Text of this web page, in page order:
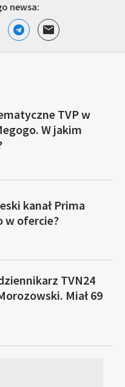
newsa:
TVP w
W jakim
kanał Prima
w ofercie?
TVN24
Miał 69